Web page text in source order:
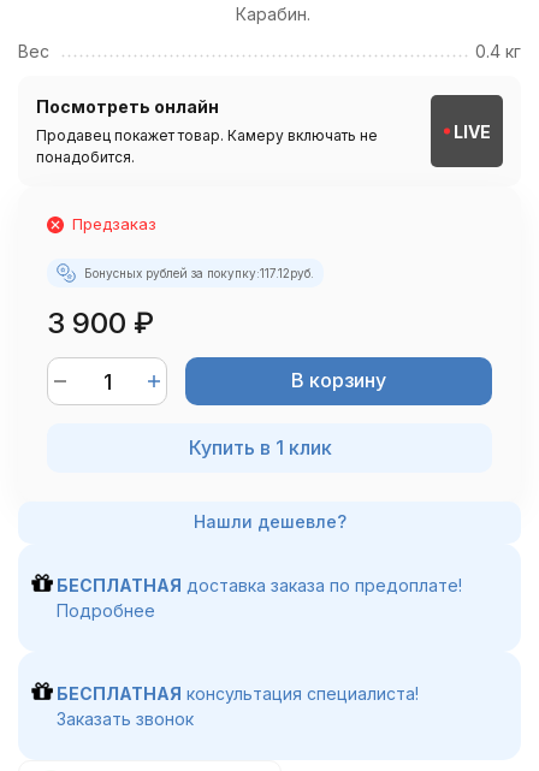
Карабин.
Вес
0.4 кг
Посмотреть онлайн
Продавец покажет товар. Камеру включать не
понадобится.
LIVE
Предзаказ
Бонусных рублей за покупку:117.12руб.
3 900 ₽
В корзину
Купить в 1 клик
БЕСПЛАТНАЯ доставка заказа по предоплате!
Подробнее
БЕСПЛАТНАЯ консультация специалиста!
Заказать звонок